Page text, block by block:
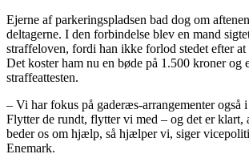
Ejerne af parkeringspladsen bad dog om
deltagerne. I den forbindelse blev en mand
straffeloven, fordi han ikke forlod stedet efter
Det koster ham nu en bøde på 1.500 kroner og
straffeattesten.
– Vi har fokus på gaderæs-arrangementer også
Flytter de rundt, flytter vi med – og det er klart,
beder os om hjælp, så hjælper vi, siger
Enemark.